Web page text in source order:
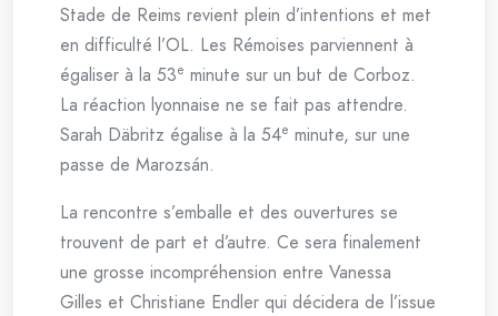
Stade de Reims revient plein d’intentions et met
en difficulté l’OL. Les Rémoises parviennent à
égaliser à la 53e minute sur un but de Corboz.
La réaction lyonnaise ne se fait pas attendre.
Sarah Däbritz égalise à la 54e minute, sur une
passe de Marozsán.
La rencontre s’emballe et des ouvertures se
trouvent de part et d’autre. Ce sera finalement
une grosse incompréhension entre Vanessa
Gilles et Christiane Endler qui décidera de l’issue